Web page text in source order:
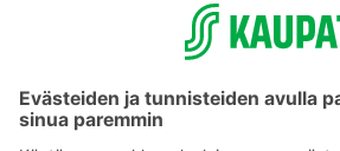
Asiakasomistajuus
Yhteishyvä Ruoka -sovellus